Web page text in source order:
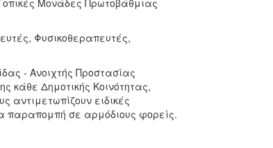
Μονάδες Πρωτοβάθμιας
Φυσικοθεραπευτές,
- Ανοιχτής Προστασίας
κάθε Δημοτικής Κοινότητας,
αντιμετωπίζουν ειδικές
παραπομπή σε αρμόδιους φορείς.